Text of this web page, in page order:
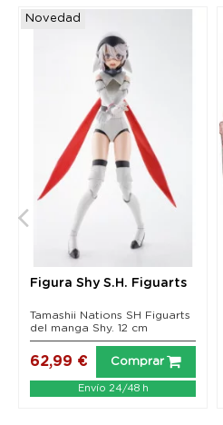
Novedad
Figura Shy S.H. Figuarts
Tamashii Nations SH Figuarts
del manga Shy. 12 cm
62,99 € Comprar
Envío 24/48 h